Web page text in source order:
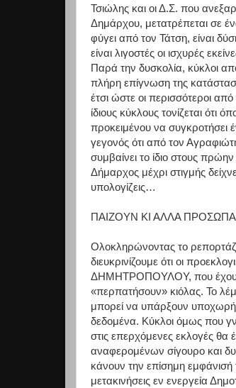
Τσιώλης και οι Δ.Σ. που
Δημάρχου, μετατρέπεται σε
φύγει από τον Τάτση, είναι
είναι λιγοστές οι ισχυρές
Παρά την δυσκολία, κύκλοι
πλήρη επίγνωση της
έτσι ώστε οι περισσότεροι
ίδιους κύκλους τονίζεται ότι
προκειμένου να συγκροτήσει
γεγονός ότι από τον
συμβαίνει το ίδιο στους
Δήμαρχος μέχρι στιγμής
υπολογίζεις…
ΠΑΙΖΟΥΝ ΚΙ ΑΛΛΑ ΠΡΟΣΩΠΑ
Ολοκληρώνοντας το
διευκρινίζουμε ότι οι
ΔΗΜΗΤΡΟΠΟΥΛΟΥ, που έχουν
«περπατήσουν» κιόλας. Το λέμε
μπορεί να υπάρξουν
δεδομένα. Κύκλοι όμως που
στις επερχόμενες εκλογές
αναφερομένων σίγουρο και
κάνουν την επίσημη εμφάνισή
μετακινήσεις εν ενεργεία